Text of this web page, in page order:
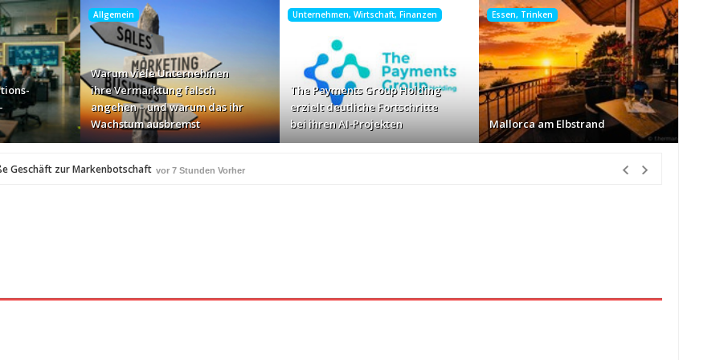
Allgemein
Warum viele Unternehmen
ihre Vermarktung falsch
angehen – und warum das ihr
Wachstum ausbremst
Unternehmen, Wirtschaft, Finanzen
The Payments Group Holding
erzielt deutliche Fortschritte
bei ihren AI-Projekten
Essen, Trinken
Mallorca am Elbstrand
Geschäft zur Markenbotschaft vor 7 Stunden Vorher
AI-Projekten
Bayerischen Bio-Erlebnistagen